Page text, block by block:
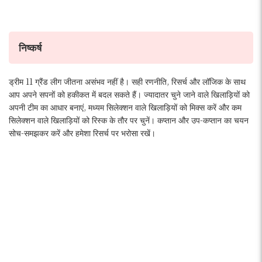
निष्कर्ष
ड्रीम 11 ग्रैंड लीग जीतना असंभव नहीं है। सही रणनीति, रिसर्च और लॉजिक के साथ
आप अपने सपनों को हकीकत में बदल सकते हैं। ज्यादातर चुने जाने वाले खिलाड़ियों को
अपनी टीम का आधार बनाएं, मध्यम सिलेक्शन वाले खिलाड़ियों को मिक्स करें और कम
सिलेक्शन वाले खिलाड़ियों को रिस्क के तौर पर चुनें। कप्तान और उप-कप्तान का चयन
सोच-समझकर करें और हमेशा रिसर्च पर भरोसा रखें।